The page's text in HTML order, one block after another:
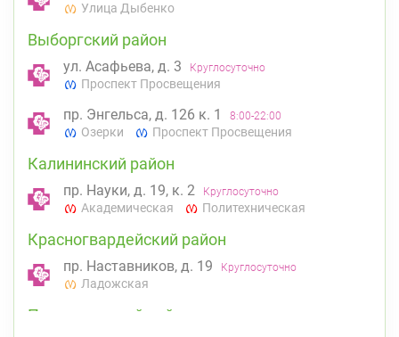
Улица Дыбенко
Выборгский район
ул. Асафьева, д. 3 Круглосуточно
Проспект Просвещения
пр. Энгельса, д. 126 к. 1 8:00-22:00
Озерки Проспект Просвещения
Калининский район
пр. Науки, д. 19, к. 2 Круглосуточно
Академическая Политехническая
Красногвардейский район
пр. Наставников, д. 19 Круглосуточно
Ладожская
Петроградский район